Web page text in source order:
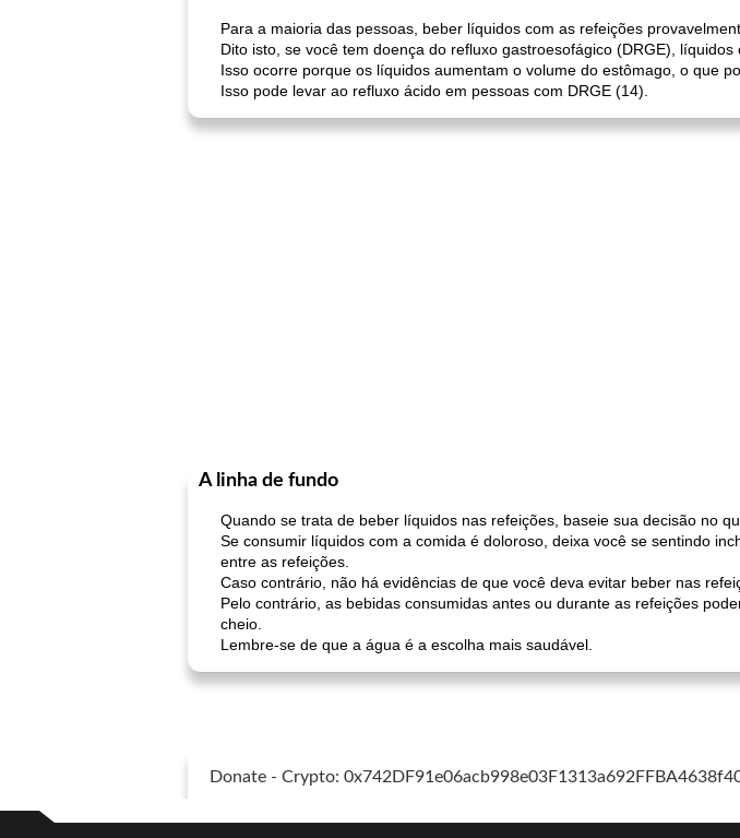
Para a maioria das pessoas, beber líquidos com as refeições
Dito isto, se você tem doença do refluxo gastroesofágico (DRGE),
Isso ocorre porque os líquidos aumentam o volume do estômago, o que
Isso pode levar ao refluxo ácido em pessoas com DRGE (14).
A linha de fundo
Quando se trata de beber líquidos nas refeições, baseie sua decisão no
Se consumir líquidos com a comida é doloroso, deixa você se sentindo
entre as refeições.
Caso contrário, não há evidências de que você deva evitar beber nas
Pelo contrário, as bebidas consumidas antes ou durante as refeições
cheio.
Lembre-se de que a água é a escolha mais saudável.
Donate - Crypto: